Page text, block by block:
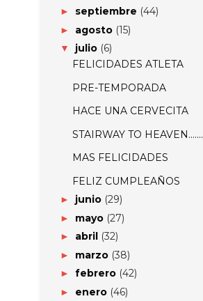
► septiembre (44)
► agosto (15)
▼ julio (6)
FELICIDADES ATLETA
PRE-TEMPORADA
HACE UNA CERVECITA
STAIRWAY TO HEAVEN.......
MAS FELICIDADES
FELIZ CUMPLEAÑOS
► junio (29)
► mayo (27)
► abril (32)
► marzo (38)
► febrero (42)
► enero (46)